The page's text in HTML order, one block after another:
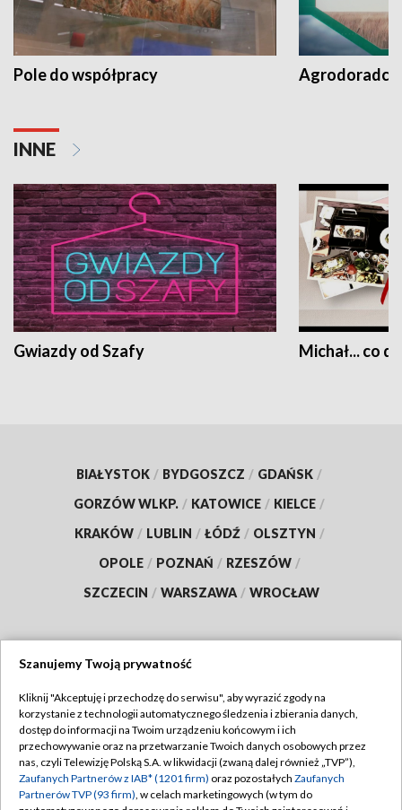
Pole do współpracy Agrodoradcy
INNE
Gwiazdy od Szafy Michał... co
BIAŁYSTOK / BYDGOSZCZ / GDAŃSK /
GORZÓW WLKP. / KATOWICE / KIELCE /
KRAKÓW / LUBLIN / ŁÓDŹ / OLSZTYN /
OPOLE / POZNAŃ / RZESZÓW /
SZCZECIN / WARSZAWA / WROCŁAW
TVP
Abonament TVP
Emisja w TVP
Centrum informacji TVP
Regulamin TVP
Polityka prywatności
Szanujemy Twoją prywatność
Kliknij "Akceptuję i przechodzę do serwisu", aby wyrazić zgody na
korzystanie z technologii automatycznego śledzenia i zbierania danych,
dostęp do informacji na Twoim urządzeniu końcowym i ich
przechowywanie oraz na przetwarzanie Twoich danych osobowych przez
nas, czyli Telewizję Polską S.A. w likwidacji (zwaną dalej również „TVP”),
Zaufanych Partnerów z IAB* (1201 firm) oraz pozostałych Zaufanych
Partnerów TVP (93 firm), w celach marketingowych (w tym do